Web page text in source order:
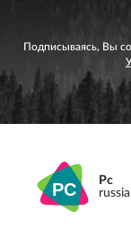
Подписываясь, Вы
Pc